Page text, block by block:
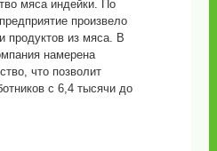
мяса индейки. По
произвело
продуктов из мяса. В
намерена
что позволит
с 6,4 тысячи до